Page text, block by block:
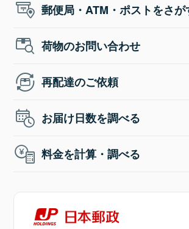
郵便局・ATM・ポストをさが
荷物のお問い合わせ
再配達のご依頼
お届け日数を調べる
料金を計算・調べる